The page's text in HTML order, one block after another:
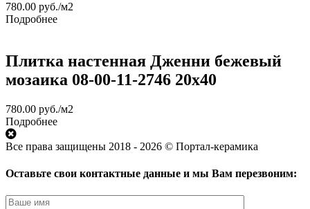
780.00 руб./м2
Подробнее
Плитка настенная Дженни бежевый
мозаика 08-00-11-2746 20х40
780.00 руб./м2
Подробнее
Все права защищены 2018 - 2026 © Портал-керамика
Оставьте свои контактные данные и мы Вам перезвоним: